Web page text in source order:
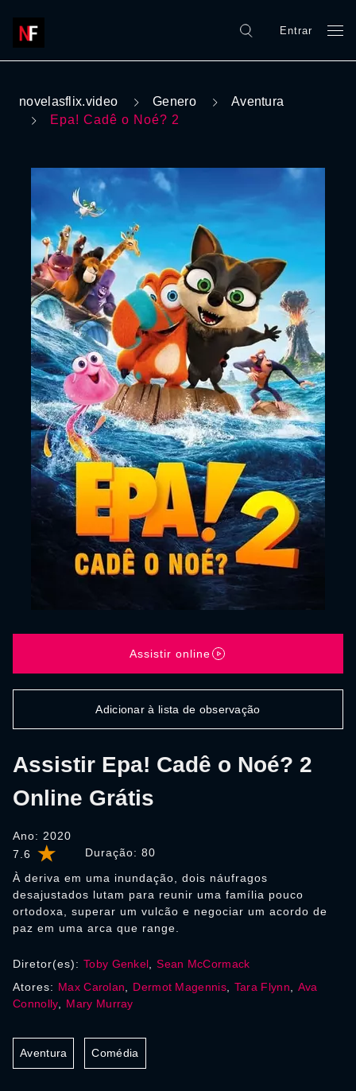
Entrar
novelasflix.video Genero
Aventura
Epa! Cadê o Noé? 2
7.6 Duração: 80
Assistir Epa! Cadê o Noé? 2
Online Grátis
Ano: 2020
À deriva em uma inundação, dois náufragos
desajustados lutam para reunir uma família pouco
ortodoxa, superar um vulcão e negociar um acordo de
paz em uma arca que range.
Assistir online
Adicionar à lista de observação
Diretor(es): Toby Genkel ,Sean McCormack
Atores: Max Carolan Dermot Magennis, Tara Flynn
Ava
Connolly
Mary Murray
Aventura Comédia